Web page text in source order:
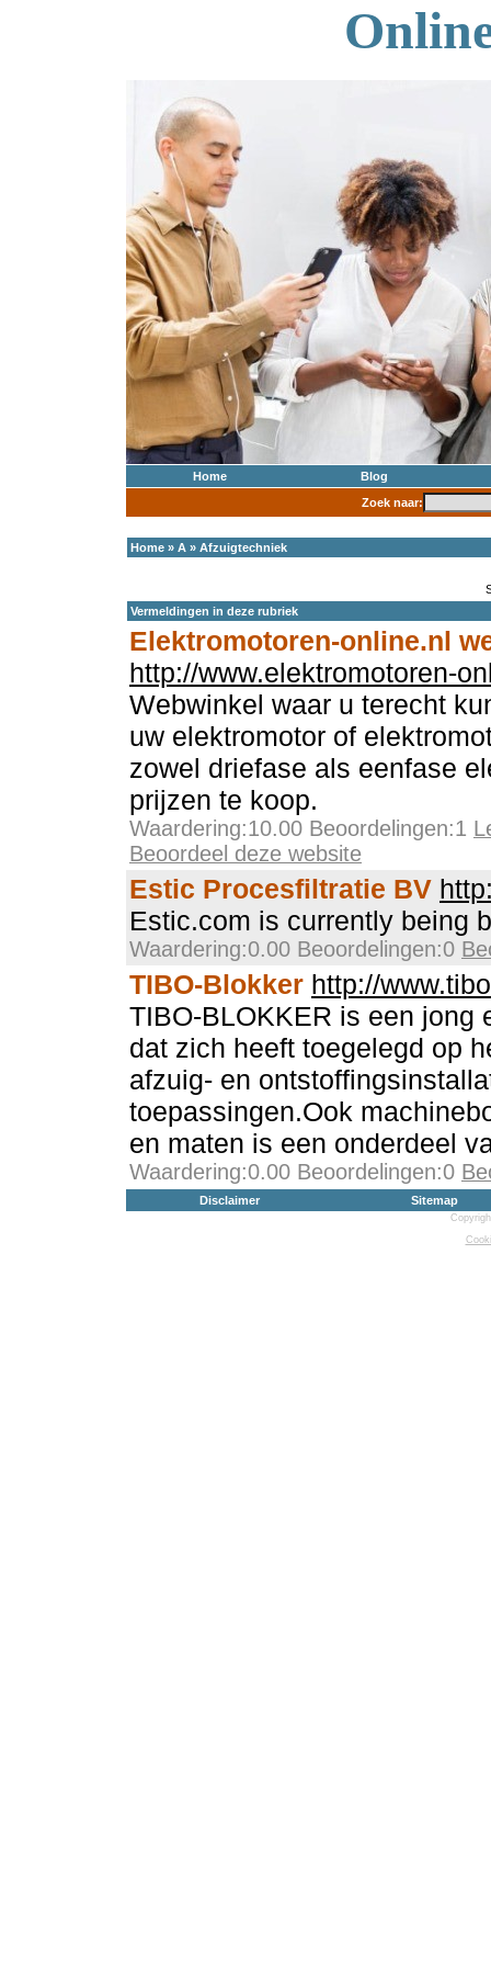
Home
Blog
Zoek naar:
Home » A » Afzuigtechniek
Vermeldingen in deze rubriek
Elektromotoren-online.nl
http://www.elektromotoren-
Webwinkel waar u terecht
uw elektromotor of
zowel driefase als eenfase
prijzen te koop.
Waardering:10.00 Beoordelingen:1
Beoordeel deze website
Estic Procesfiltratie BV
Estic.com is currently being
Waardering:0.00 Beoordelingen:0
TIBO-Blokker http://
TIBO-BLOKKER is een jong
dat zich heeft toegelegd op
afzuig- en
toepassingen.Ook
en maten is een onderdeel
Waardering:0.00 Beoordelingen:0
Disclaimer Sitemap